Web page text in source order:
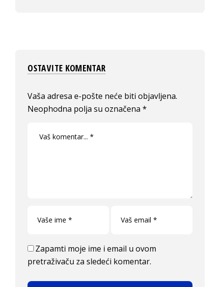
OSTAVITE KOMENTAR
Vaša adresa e-pošte neće biti objavljena.
Neophodna polja su označena*
Zapamti moje ime i email u ovom
pretraživaču za sledeći komentar.